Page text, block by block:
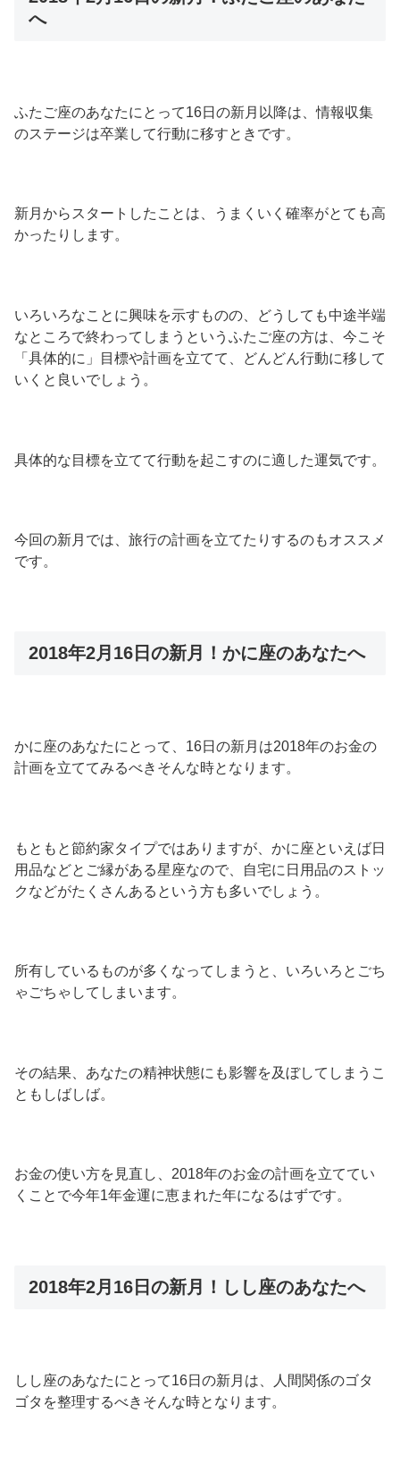
へ
ふたご座のあなたにとって16日の新月以降は、情報収集
のステージは卒業して行動に移すときです。
新月からスタートしたことは、うまくいく確率がとても高
かったりします。
いろいろなことに興味を示すものの、どうしても中途半端
なところで終わってしまうというふたご座の方は、今こそ
「具体的に」目標や計画を立てて、どんどん行動に移して
いくと良いでしょう。
具体的な目標を立てて行動を起こすのに適した運気です。
今回の新月では、旅行の計画を立てたりするのもオススメ
です。
2018年2月16日の新月！かに座のあなたへ
かに座のあなたにとって、16日の新月は2018年のお金の
計画を立ててみるべきそんな時となります。
もともと節約家タイプではありますが、かに座といえば日
用品などとご縁がある星座なので、自宅に日用品のストッ
クなどがたくさんあるという方も多いでしょう。
所有しているものが多くなってしまうと、いろいろとごち
ゃごちゃしてしまいます。
その結果、あなたの精神状態にも影響を及ぼしてしまうこ
ともしばしば。
お金の使い方を見直し、2018年のお金の計画を立ててい
くことで今年1年金運に恵まれた年になるはずです。
2018年2月16日の新月！しし座のあなたへ
しし座のあなたにとって16日の新月は、人間関係のゴタ
ゴタを整理するべきそんな時となります。